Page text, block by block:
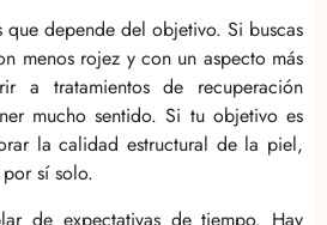
que depende del objetivo. Si buscas
menos rojez y con un aspecto más
a tratamientos de recuperación
mucho sentido. Si tu objetivo es
la calidad estructural de la piel,
sí solo.
de expectativas de tiempo. Hay